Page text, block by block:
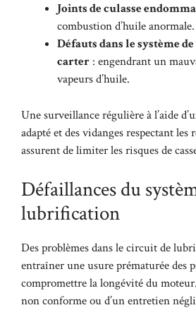
Joints de culasse
combustion d’huile anormale.
Défauts dans le système
carter : engendrant un
vapeurs d’huile.
Une surveillance régulière à l’aide
adapté et des vidanges respectant les
assurent de limiter les risques de
Défaillances du
lubrification
Des problèmes dans le circuit de
entraîner une usure prématurée des
compromettre la longévité du
non conforme ou d’un entretien